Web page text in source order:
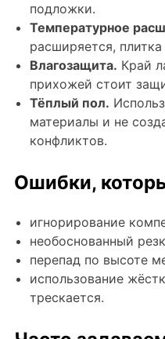
подложки.
Температурное
расширяется,
Влагозащита. Край
прихожей стоит
Тёплый пол.
материалы и не
конфликтов.
Ошибки,
игнорирование
необоснованный
перепад по высоте
использование
трескается.